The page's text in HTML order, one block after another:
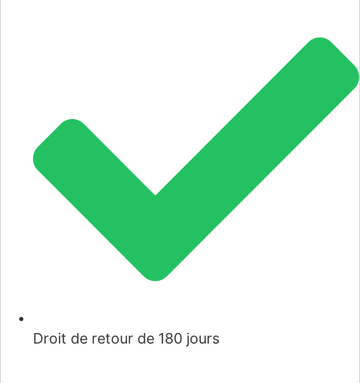
Droit de retour de 180 jours